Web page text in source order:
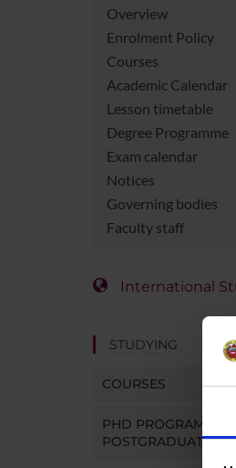
Overview
Enrolment Policy
Courses
Academic Calendar
Lesson timetable
Degree Programme
Exam calendar
Notices
Governing bodies
Faculty staff
International
STUDYING
COURSES
PHD PROGRAMMES
POSTGRADUATE